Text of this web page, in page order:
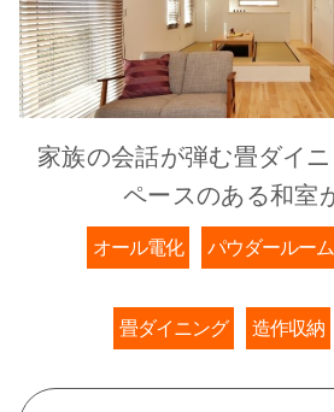
家族の会話が弾む畳ダイ
ペースのある和室
オール電化 パウダールーム
畳ダイニング 造作収納